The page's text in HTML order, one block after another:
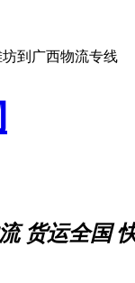
到广西物流专线
货运全国